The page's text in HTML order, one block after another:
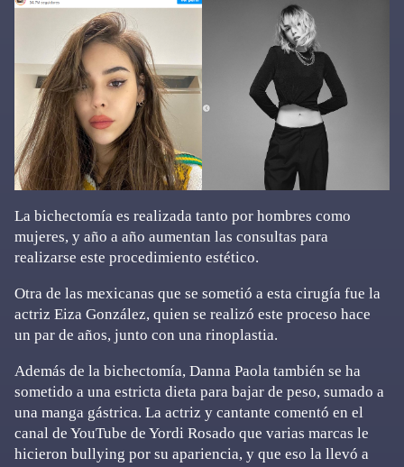
La bichectomía es realizada tanto por hombres como
mujeres, y año a año aumentan las consultas para
realizarse este procedimiento estético.
Otra de las mexicanas que se sometió a esta cirugía fue la
actriz Eiza González, quien se realizó este proceso hace
un par de años, junto con una rinoplastia.
Además de la bichectomía, Danna Paola también se ha
sometido a una estricta dieta para bajar de peso, sumado a
una manga gástrica. La actriz y cantante comentó en el
canal de YouTube de Yordi Rosado que varias marcas le
hicieron bullying por su apariencia, y que eso la llevó a